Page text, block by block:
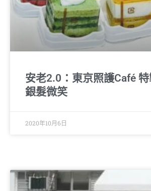
安老2.0：東京照護Café
銀髮微笑
2020年10月6日